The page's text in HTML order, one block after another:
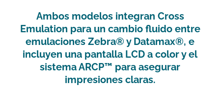
Ambos modelos integran Cross
Emulation para un cambio fluido entre
emulaciones Zebra® y Datamax®, e
incluyen una pantalla LCD a color y el
sistema ARCP™ para asegurar
impresiones claras.